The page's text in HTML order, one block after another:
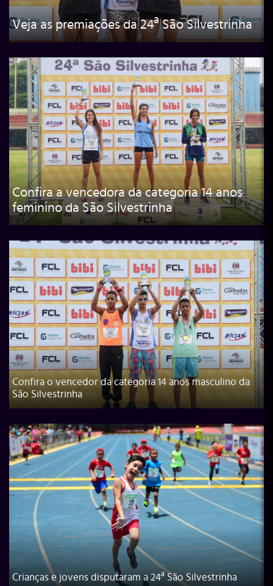
Veja as premiações da 24ª São Silvestrinha
Confira a vencedora da categoria 14 anos
feminino da São Silvestrinha
Confira o vencedor da categoria 14 anos masculino da
São Silvestrinha
Crianças e jovens disputaram a 24ª São Silvestrinha